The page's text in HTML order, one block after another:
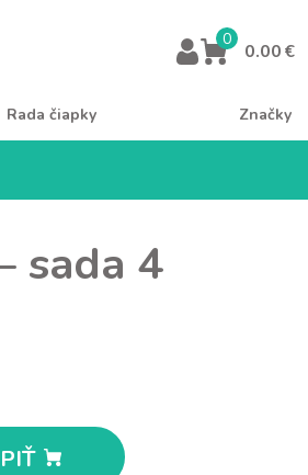
0
0.00 €
Rada čiapky Značky
sada 4